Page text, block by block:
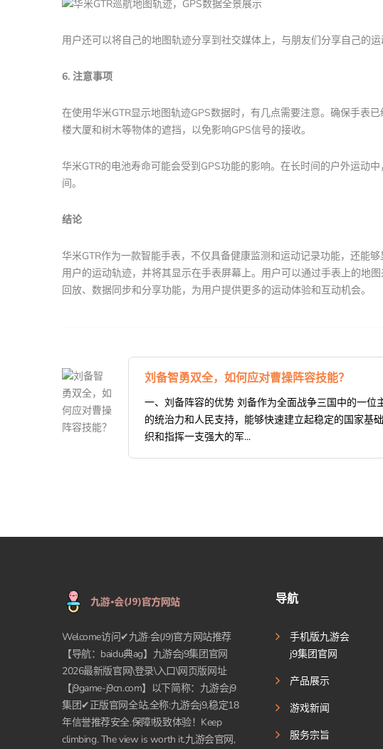
用户还可以将自己的地图轨迹分享到社交媒体上，与朋友们分享自己的
6. 注意事项
在使用华米GTR显示地图轨迹GPS数据时，有几点需要注意。确保手表
楼大厦和树木等物体的遮挡，以免影响GPS信号的接收。
华米GTR的电池寿命可能会受到GPS功能的影响。在长时间的户外运动
间。
结论
华米GTR作为一款智能手表，不仅具备健康监测和运动记录功能，还能
用户的运动轨迹，并将其显示在手表屏幕上。用户可以通过手表上的地
回放、数据同步和分享功能，为用户提供更多的运动体验和互动机会。
刘备智勇双全，如何应对曹操阵容技能？
一、刘备阵容的优势 刘备作为全面战争三国中的一
的统治力和人民支持，能够快速建立起稳定的国家基
织和指挥一支强大的军...
Welcome访问✔九游·会(J9)官方网站推荐
【导航：baidu典ag】九游会j9集团官网
2026最新版官网\登录\入口\网页版网址
【j9game-j9cn.com】以下简称：九游会j9
集团✔正版官网全站,全称:九游会j9,稳定18
年信誉推荐安全.保障!极致体验！Keep
climbing. The view is worth it.九游会官网,
导航
手机版九游会
j9集团官网
产品展示
游戏新闻
服务宗旨